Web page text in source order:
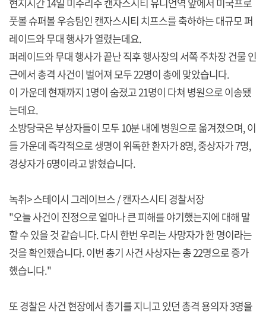
풋볼 슈퍼볼 우승팀인 캔자스시티 치프스를 축하하는 대규모 퍼
레이드와 무대 행사가 열렸는데요.
퍼레이드와 무대 행사가 끝난 직후 행사장의 서쪽 주차장 건물 인
근에서 총격 사건이 벌어져 모두 22명이 총에 맞았습니다.
이 가운데 현재까지 1명이 숨졌고 21명이 다쳐 병원으로 이송됐
는데요.
소방당국은 부상자들이 모두 10분 내에 병원으로 옮겨졌으며, 이
들 가운데 즉각적으로 생명이 위독한 환자가 8명, 중상자가 7명,
경상자가 6명이라고 밝혔습니다.
녹취> 스테이시 그레이브스 / 캔자스시티 경찰서장
"오늘 사건이 진정으로 얼마나 큰 피해를 야기했는지에 대해 말
할 수 있을 것 같습니다. 다시 한번 우리는 사망자가 한 명이라는
것을 확인했습니다. 이번 총기 사건 사상자는 총 22명으로 증가
했습니다."
또 경찰은 사건 현장에서 총기를 지니고 있던 총격 용의자 3명을